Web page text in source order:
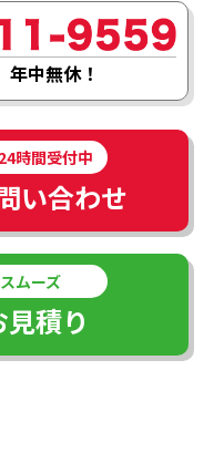
中無休！
時間受付中
い合わせ
ムーズ
積り